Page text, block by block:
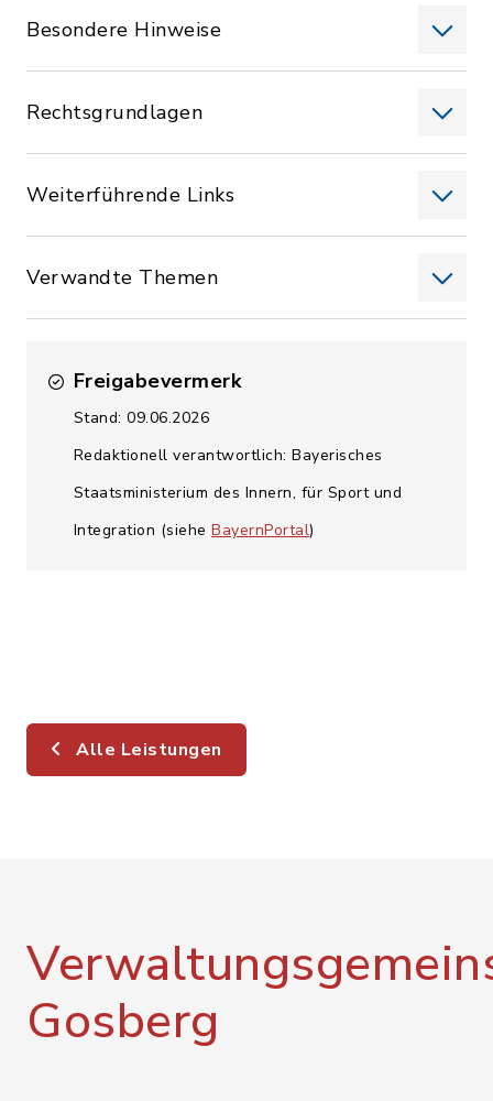
Besondere Hinweise
Rechtsgrundlagen
Weiterführende Links
Verwandte Themen
Freigabevermerk
Stand: 09.06.2026
Redaktionell verantwortlich: Bayerisches
Staatsministerium des Innern, für Sport und
Integration (siehe BayernPortal)
Alle Leistungen
Gosberg